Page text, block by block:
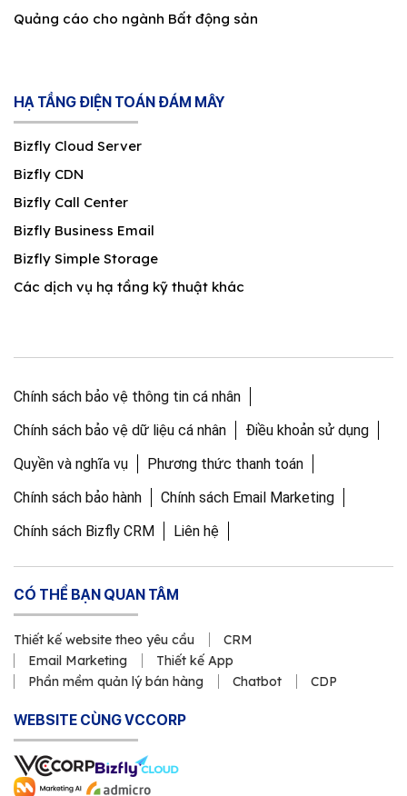
Quảng cáo cho ngành Bất động sản
HẠ TẦNG ĐIỆN TOÁN ĐÁM MÂY
Bizfly Cloud Server
Bizfly CDN
Bizfly Call Center
Bizfly Business Email
Bizfly Simple Storage
Các dịch vụ hạ tầng kỹ thuật khác
Chính sách bảo vệ thông tin cá nhân
Chính sách bảo vệ dữ liệu cá nhân
Điều khoản sử dụng
Quyền và nghĩa vụ
Phương thức thanh toán
Chính sách bảo hành
Chính sách Email Marketing
Chính sách Bizfly CRM
Liên hệ
CÓ THỂ BẠN QUAN TÂM
Thiết kế website theo yêu cầu
CRM
Email Marketing
Thiết kế App
Phần mềm quản lý bán hàng
Chatbot CDP
WEBSITE CÙNG VCCORP